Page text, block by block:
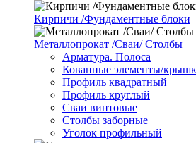
Кирпичи /Фундаментные блоки
Металлопрокат /Сваи/ Столбы
Арматура. Полоса
Кованные элементы/
Профиль квадратный
Профиль круглый
Сваи винтовые
Столбы заборные
Уголок профильный